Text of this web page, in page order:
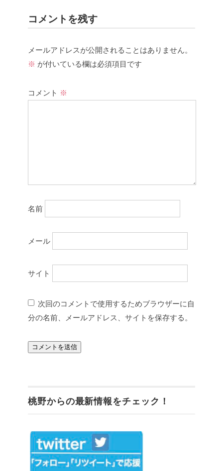
コメントを残す
メールアドレスが公開されることはありません。
※ が付いている欄は必須項目です
コメント ※
名前
メール
サイト
次回のコメントで使用するためブラウザーに自
分の名前、メールアドレス、サイトを保存する。
桃野からの最新情報をチェック！